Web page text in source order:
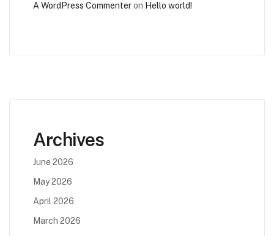
A WordPress Commenteron Hello world!
Archives
June 2026
May 2026
April 2026
March 2026